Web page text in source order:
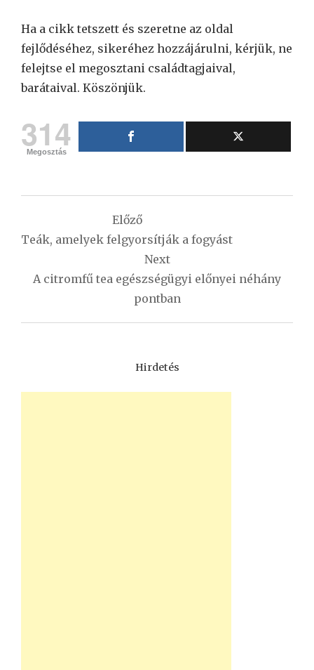
Ha a cikk tetszett és szeretne az oldal
fejlődéséhez, sikeréhez hozzájárulni, kérjük, ne
felejtse el megosztani családtagjaival,
barátaival. Köszönjük.
314
Megosztás
Bejegyzés
navigáció
Előző
Teák, amelyek felgyorsítják a fogyást
Next
A citromfű tea egészségügyi előnyei néhány
pontban
Hirdetés